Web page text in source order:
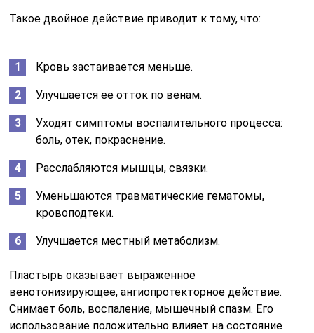
Такое двойное действие приводит к тому, что:
Кровь застаивается меньше.
Улучшается ее отток по венам.
Уходят симптомы воспалительного процесса:
боль, отек, покраснение.
Расслабляются мышцы, связки.
Уменьшаются травматические гематомы,
кровоподтеки.
Улучшается местный метаболизм.
Пластырь оказывает выраженное
венотонизирующее, ангиопротекторное действие.
Снимает боль, воспаление, мышечный спазм. Его
использование положительно влияет на состояние